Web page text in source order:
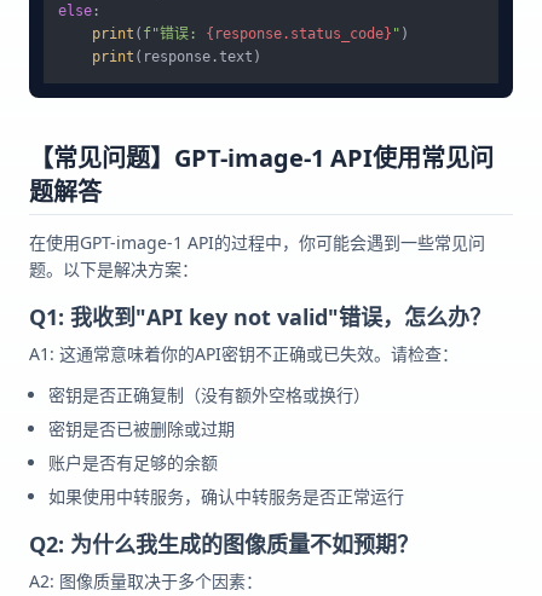
else :
print ( f"错误: {response.status_code} " )
print
【常见问题】GPT-image-1 API使用常见问
题解答
在使用GPT-image-1 API的过程中，你可能会遇到一些常见问
题。以下是解决方案：
Q1: 我收到"API key not valid"错误，怎么办？
A1: 这通常意味着你的API密钥不正确或已失效。请检查：
密钥是否正确复制（没有额外空格或换行）
密钥是否已被删除或过期
账户是否有足够的余额
如果使用中转服务，确认中转服务是否正常运行
Q2: 为什么我生成的图像质量不如预期？
A2: 图像质量取决于多个因素：